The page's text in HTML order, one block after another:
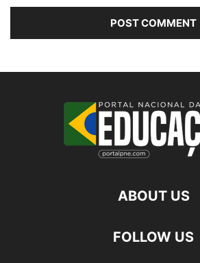
ABOUT US
FOLLOW US